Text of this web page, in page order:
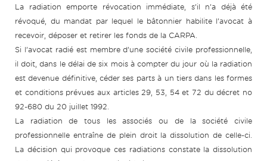
La radiation emporte révocation immédiate, s’il n’a déjà été
révoqué, du mandat par lequel le bâtonnier habilite l’avocat à
recevoir, déposer et retirer les fonds de la CARPA.
Si l’avocat radié est membre d’une société civile professionnelle,
il doit, dans le délai de six mois à compter du jour où la radiation
est devenue définitive, céder ses parts à un tiers dans les formes
et conditions prévues aux articles 29, 53, 54 et 72 du décret no
92-680 du 20 juillet 1992.
La radiation de tous les associés ou de la société civile
professionnelle entraîne de plein droit la dissolution de celle-ci.
La décision qui provoque ces radiations constate la dissolution